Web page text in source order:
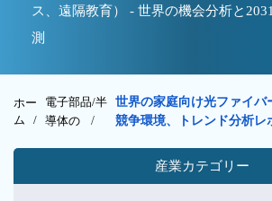
ス、遠隔教育） - 世界の機会分析と
測
ホー
ム /
電子部品/半
導体の/
世界の家庭向け光ファイバ
競争環境、トレンド分析レ
産業カテゴリー